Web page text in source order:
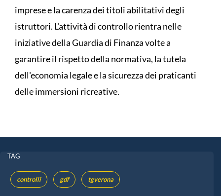
imprese e la carenza dei titoli abilitativi degli
istruttori. L'attività di controllo rientra nelle
iniziative della Guardia di Finanza volte a
garantire il rispetto della normativa, la tutela
dell'economia legale e la sicurezza dei praticanti
delle immersioni ricreative.
TAG
controlli gdf tgverona